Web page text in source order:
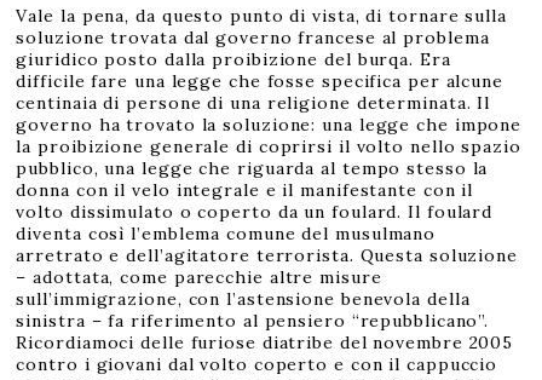
Vale la pena, da questo punto di vista, di tornare sulla
soluzione trovata dal governo francese al problema
giuridico posto dalla proibizione del burqa. Era
difficile fare una legge che fosse specifica per alcune
centinaia di persone di una religione determinata. Il
governo ha trovato la soluzione: una legge che impone
la proibizione generale di coprirsi il volto nello spazio
pubblico, una legge che riguarda al tempo stesso la
donna con il velo integrale e il manifestante con il
volto dissimulato o coperto da un foulard. Il foulard
diventa così l’emblema comune del musulmano
arretrato e dell’agitatore terrorista. Questa soluzione
– adottata, come parecchie altre misure
sull’immigrazione, con l’astensione benevola della
sinistra – fa riferimento al pensiero “repubblicano”.
Ricordiamoci delle furiose diatribe del novembre 2005
contro i giovani dal volto coperto e con il cappuccio